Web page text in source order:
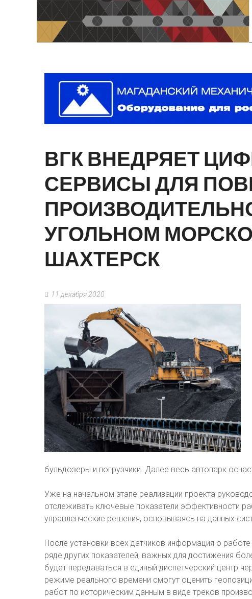
ВГКВНЕДРЯЕТ
СЕРВИСЫДЛЯ
УГОЛЬНОМ
ШАХТЕРСК
11 декабря 2020
бульдозеры и погрузчики. Далее весь автопарк
Уже на начальном этапе реализации проекта
отслеживать ключевые показатели эффективности
управленческие решения, основываясь на данных
После установки всех датчиков информация о
ряде других показателей, важных для достижения
будет передаваться в единый диспетчерский центр
режиме реального времени смогут оценить
работ по историческим данным в виде треков